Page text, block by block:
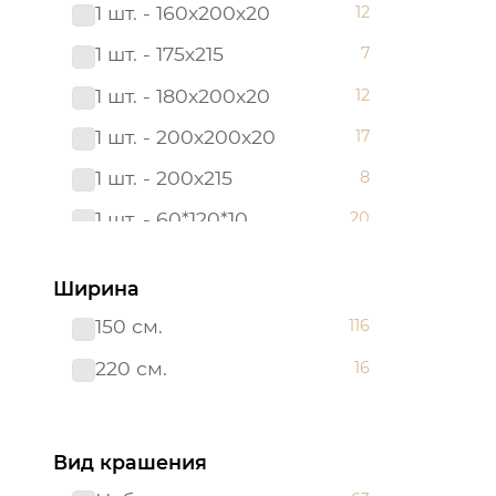
180*200
180х200х20
2 сп. с Евро
2,0 сп.
200х200х20
220*200 3
240*215 3
48*48
1 шт. - 160х200х20 12
1 шт. - 175х215 7
1 шт. - 180х200х20 12
1 шт. - 200х200х20 17
1 шт. - 200х215 8
1 шт. - 60*120*10 20
2 шт. - 50х70
2 шт. - 70х70
Борта:6шт
Наволочка: 1 шт. - 40*60
Ширина
150 см.
116
220 см. 16
Вид крашения